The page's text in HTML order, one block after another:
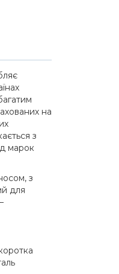
на
з
марок
з
для